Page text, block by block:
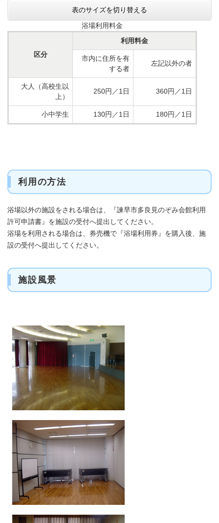
表のサイズを切り替える
浴場利用料金
区分
利用料金
市内に住所を有
する者
左記以外の者
大人（高校生以
上）
250円／1日 360円／1日
小中学生 130円／1日 180円／1日
利用の方法
浴場以外の施設をされる場合は、『諫早市多良見のぞみ会館利用
許可申請書』を施設の受付へ提出してください。
浴場を利用される場合は、券売機で『浴場利用券』を購入後、施
設の受付へ提出してください。
施設風景